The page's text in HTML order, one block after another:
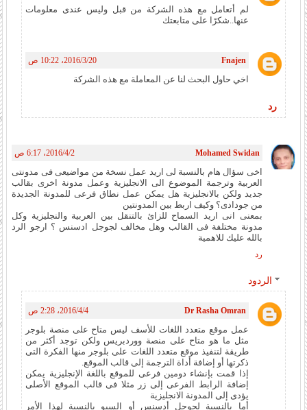
لم أتعامل مع هذه الشركة من قبل وليس عندى معلومات
عنها..شكرًا على متابعتك
Fnajen 20‏/3‏/2016، 10:22 ص
اخي حاول البحث لنا عن المعاملة مع هذه الشركة
رد
Mohamed Swidan 2‏/4‏/2016، 6:17 ص
اخى سؤال هام بالنسبة لى اريد عمل نسخة من مواضيعى فى مدونتى
العربية وترجمة الموضوع الى الانجليزية وعمل مدونة اخرى بقالب
جديد ولكن بالانجليزية هل يمكن عمل نطاق فرعى للمدونة الجديدة
من جودادى؟ وكيف اربط بين المدونتين
بمعنى انى اريد السماح للزائ بالتنقل بين العربية والنجليزية وكل
مدونة مختلفة فى القالب وهل مخالف لجوجل ادسنس ؟ ارجو الرد
بالله عليك للاهمية
رد
الردود
Dr Rasha Omran 4‏/4‏/2016، 2:28 ص
عمل موقع متعدد اللغات للأسف ليس متاح على منصة بلوجر
مثل ما هو متاح على منصة ووردبريس ولكن توجد أكثر من
طريقة لتنفيذ موقع متعدد اللغات على بلوجر منها الفكرة التى
ذكرتها أو إضافة أداة الترجمة إلى قالب الموقع.
إذا قمت بإنشاء دومين فرعى للموقع باللغة الإنجليزية يمكن
إضافة الرابط الفرعى إلى زر مثلا فى قالب الموقع الأصلى
يؤدى إلى المدونة الانجليزية
أما بالنسبة لجوجل أدسنس أو السيو بالنسبة لهذا الأمر